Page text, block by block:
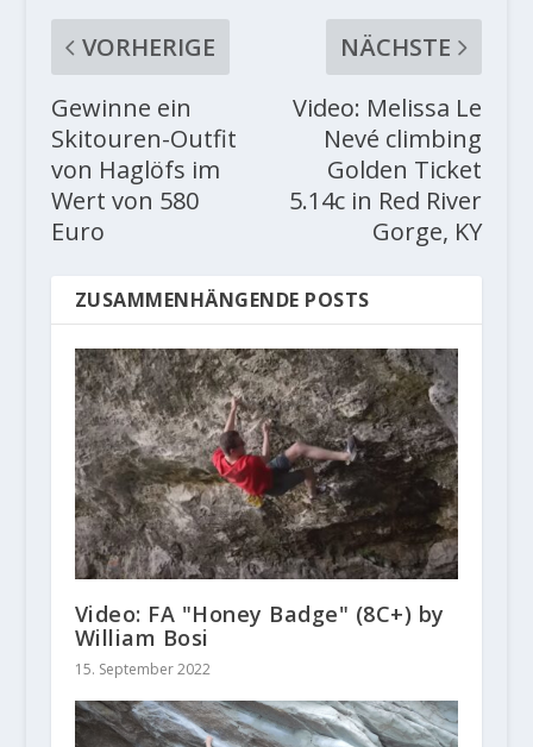
VORHERIGE
Gewinne ein
Skitouren-Outfit
von Haglöfs im
Wert von 580
Euro
NÄCHSTE
Video: Melissa Le
Nevé climbing
Golden Ticket
5.14c in Red River
Gorge, KY
ZUSAMMENHÄNGENDE POSTS
Video: FA "Honey Badge" (8C+) by
William Bosi
15. September 2022